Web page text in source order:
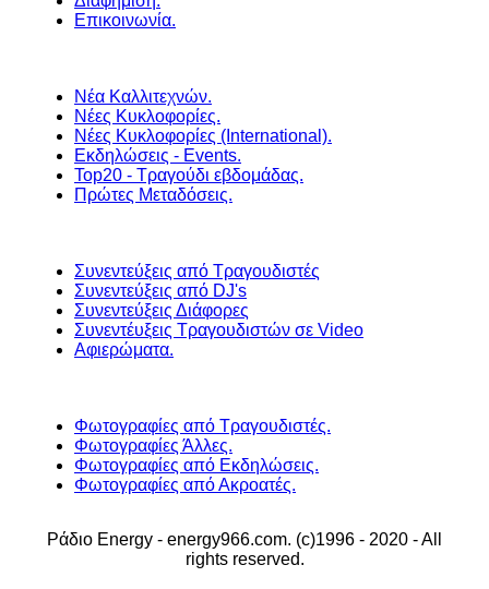
Επικοινωνία.
Νέα Καλλιτεχνών.
Νέες Κυκλοφορίες.
Νέες Κυκλοφορίες (International).
Εκδηλώσεις - Events.
Top20 - Τραγούδι εβδομάδας.
Πρώτες Μεταδόσεις.
Συνεντεύξεις από Τραγουδιστές
Συνεντεύξεις από DJ's
Συνεντεύξεις Διάφορες
Συνεντέυξεις Τραγουδιστών σε Video
Αφιερώματα.
Φωτογραφίες από Τραγουδιστές.
Φωτογραφίες Άλλες.
Φωτογραφίες από Εκδηλώσεις.
Φωτογραφίες από Ακροατές.
Ράδιο Energy - energy966.com. (c)1996 - 2020 - All
rights reserved.